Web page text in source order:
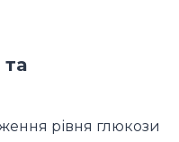
та
рівня глюкози